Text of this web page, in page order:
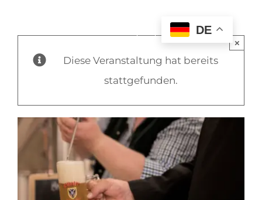
DE
Diese Veranstaltung hat bereits
stattgefunden.
×